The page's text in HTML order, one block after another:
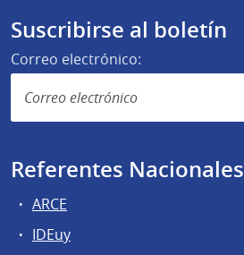
Suscribirse al boletín
Correo electrónico:
Referentes Nacionales
ARCE
IDEuy